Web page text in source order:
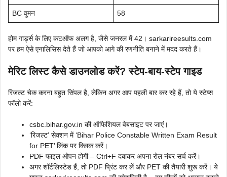
BC वुमन 58
होम गार्ड्स के लिए कटऑफ अलग है, जैसे जनरल में 42। sarkarireesults.com
पर हम ऐसे एनालिसिस देते हैं जो आपको आगे की रणनीति बनाने में मदद करते हैं।
मेरिट लिस्ट कैसे डाउनलोड करें? स्टेप-बाय-स्टेप गाइड
रिजल्ट चेक करना बहुत सिंपल है, लेकिन अगर आप पहली बार कर रहे हैं, तो ये स्टेप्स
फॉलो करें:
csbc.bihar.gov.in की ऑफिशियल वेबसाइट पर जाएं।
‘रिजल्ट’ सेक्शन में ‘Bihar Police Constable Written Exam Result
for PET’ लिंक पर क्लिक करें।
PDF फाइल ओपन होगी – Ctrl+F दबाकर अपना रोल नंबर सर्च करें।
अगर शॉर्टलिस्टेड हैं, तो PDF प्रिंट कर लें और PET की तैयारी शुरू करें। ये